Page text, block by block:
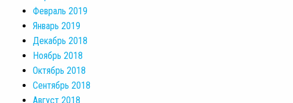
Февраль 2019
Январь 2019
Декабрь 2018
Ноябрь 2018
Октябрь 2018
Сентябрь 2018
Август 2018